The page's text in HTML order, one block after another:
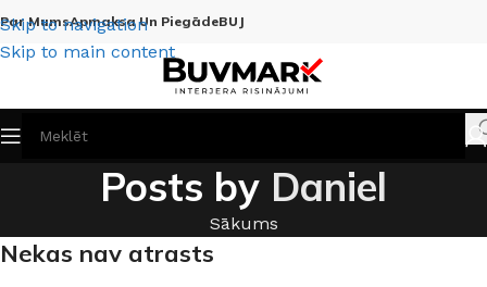
Skip to navigation
Skip to main content
Par MumsApmaksa Un PiegādeBUJ
Posts by Daniel
Sākums
Nekas nav atrasts